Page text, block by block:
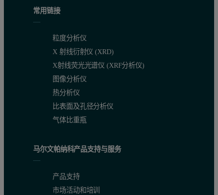
常用链接
粒度分析仪
X 射线衍射仪 (XRD)
X射线荧光光谱仪 (XRF分析仪)
图像分析仪
热分析仪
比表面及孔径分析仪
气体比重瓶
马尔文帕纳科产品支持与服务
产品支持
市场活动和培训